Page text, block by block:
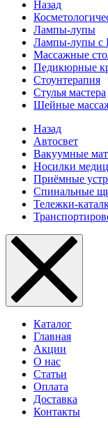
Назад
Лампы-лупы
Лампы-лупы с
Массажные
Педикюрные
Стоунтерапия
Стулья мастера
Шейные
Назад
Автосвет
Вакуумные
Носилки
Приёмные
Спинальные
Тележки-
Каталог
Главная
Акции
О нас
Статьи
Оплата
Доставка
Контакты